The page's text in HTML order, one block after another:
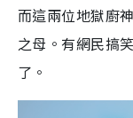
而這兩位地獄廚
之母。有網民搞
了。